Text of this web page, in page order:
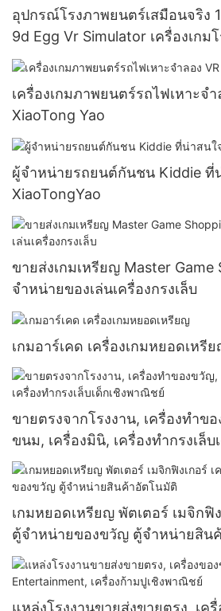
อุปกรณ์โรงภาพยนตร์เสมือนจริง
9d Egg Vr Simulator เครื่องเกม
สำหรับขาย
เครื่องเกมภาพยนตร์รถไฟเหาะจ
XiaoTong Yao
ผู้จำหน่ายรถยนต์กันชน Kiddie ที่
XiaoTongYao
ขายส่งเกมเหรียญ Master Game
จำหน่ายของเล่นเครื่องกรงเล็บ
เกมอาร์เคด เครื่องเกมหยอดเหรี
ขายตรงจากโรงงาน, เครื่องทำข
ขนม, เครื่องมินิ, เครื่องทำกรงเล็
เกมหยอดเหรียญ พัตเตอร์ เมจิกฟิ
ตู้จำหน่ายของขวัญ ตู้จำหน่ายสิน
แหล่งโรงงานขายส่งขายตรง, เค